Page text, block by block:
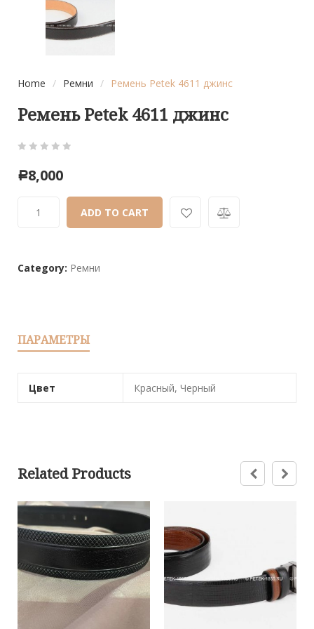
Home / Ремни / Ремень Petek 4611 джинс
Ремень Petek 4611 джинс
out
based
ratings
Р8,000
ADD TO CART
Category: Ремни
ПАРАМЕТРЫ
Цвет Красный, Черный
Related Products